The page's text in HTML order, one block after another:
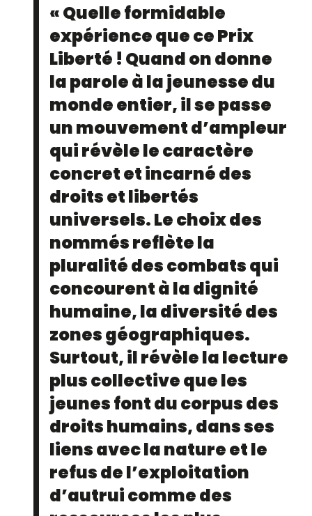
« Quelle formidable
expérience que ce Prix
Liberté ! Quand on donne
la parole à la jeunesse du
monde entier, il se passe
un mouvement d’ampleur
qui révèle le caractère
concret et incarné des
droits et libertés
universels. Le choix des
nommés reflète la
pluralité des combats qui
concourent à la dignité
humaine, la diversité des
zones géographiques.
Surtout, il révèle la lecture
plus collective que les
jeunes font du corpus des
droits humains, dans ses
liens avec la nature et le
refus de l’exploitation
d’autrui comme des